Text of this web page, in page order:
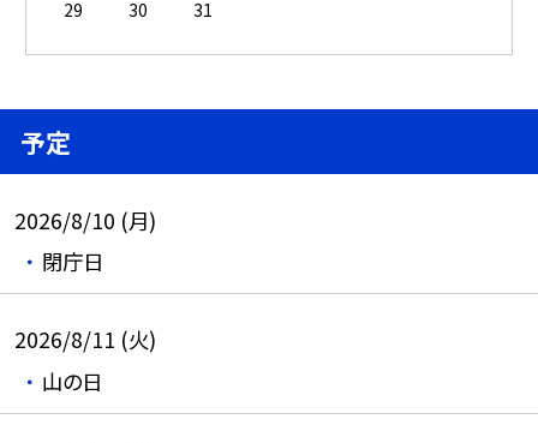
29
30 31
予定
2026/8/10 (月)
閉庁日
2026/8/11 (火)
山の日